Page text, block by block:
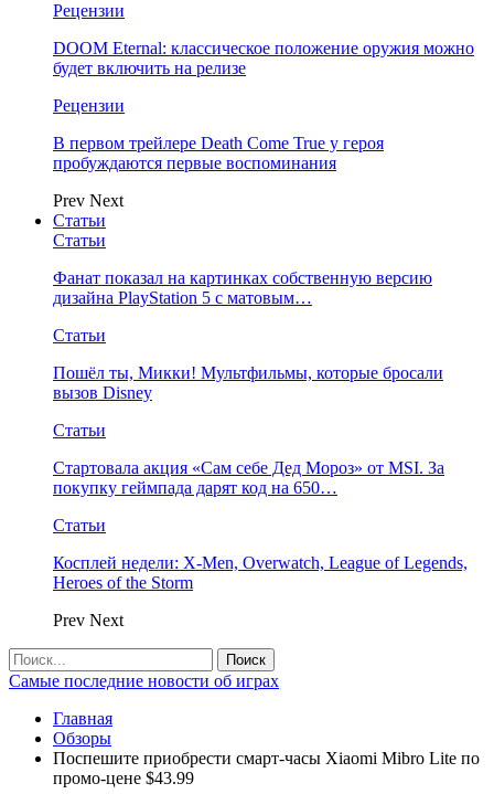
Рецензии
DOOM Eternal: классическое положение оружия можно
будет включить на релизе
Рецензии
В первом трейлере Death Come True у героя
пробуждаются первые воспоминания
Prev Next
Статьи
Статьи
Фанат показал на картинках собственную версию
дизайна PlayStation 5 с матовым…
Статьи
Пошёл ты, Микки! Мультфильмы, которые бросали
вызов Disney
Статьи
Стартовала акция «Сам себе Дед Мороз» от MSI. За
покупку геймпада дарят код на 650…
Статьи
Косплей недели: X-Men, Overwatch, League of Legends,
Heroes of the Storm
Prev Next
Самые последние новости об играх
Главная
Обзоры
Поспешите приобрести смарт-часы Xiaomi Mibro Lite по
промо-цене $43.99